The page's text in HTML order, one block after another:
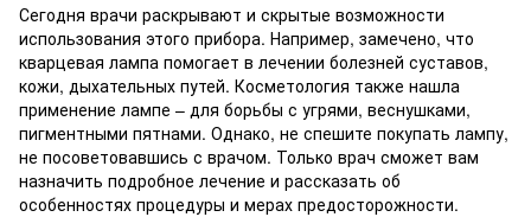
Сегодня врачи раскрывают и скрытые возможности
использования этого прибора. Например, замечено, что
кварцевая лампа помогает в лечении болезней суставов,
кожи, дыхательных путей. Косметология также нашла
применение лампе – для борьбы с угрями, веснушками,
пигментными пятнами. Однако, не спешите покупать лампу,
не посоветовавшись с врачом. Только врач сможет вам
назначить подробное лечение и рассказать об
особенностях процедуры и мерах предосторожности.